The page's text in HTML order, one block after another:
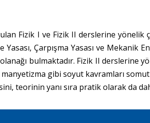
Fizik I ve Fizik II derslerine
Yasası, Çarpışma Yasası ve
bulmaktadır. Fizik II derslerine
gibi soyut kavramları
teorinin yanı sıra pratik olarak da